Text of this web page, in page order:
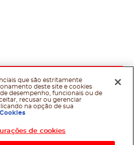
que são estritamente
deste site e cookies
desempenho, funcionais ou de
recusar ou gerenciar
na opção de sua
de cookies